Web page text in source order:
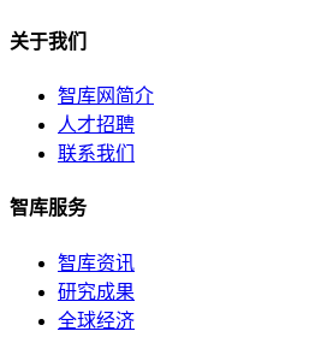
关于我们
智库网简介
人才招聘
联系我们
智库服务
智库资讯
研究成果
全球经济